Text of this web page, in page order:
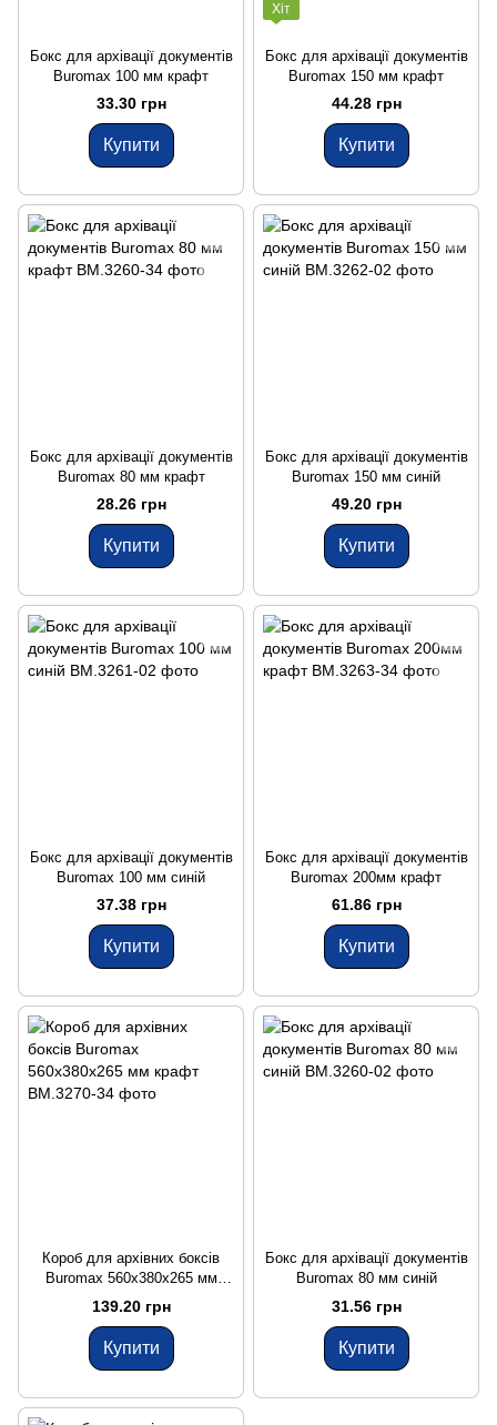
Бокс для архівації документів
Buromax 100 мм крафт
33.30 грн
Купити
Хіт
Бокс для архівації документів
Buromax 150 мм крафт
44.28 грн
Купити
Бокс для архівації документів
Buromax 80 мм крафт
28.26 грн
Купити
Бокс для архівації документів
Buromax 150 мм синій
49.20 грн
Купити
Бокс для архівації документів
Buromax 100 мм синій
37.38 грн
Купити
Бокс для архівації документів
Buromax 200мм крафт
61.86 грн
Купити
Короб для архівних боксів
Buromax 560х380х265 мм
крафт
139.20 грн
Купити
Бокс для архівації документів
Buromax 80 мм синій
31.56 грн
Купити